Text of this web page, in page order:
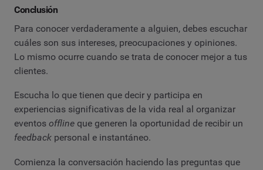
Conclusión
Para conocer verdaderamente a alguien, debes escuchar
cuáles son sus intereses, preocupaciones y opiniones.
Lo mismo ocurre cuando se trata de conocer mejor a tus
clientes.
Escucha lo que tienen que decir y participa en
experiencias significativas de la vida real al organizar
eventos offline que generen la oportunidad de recibir un
feedback personal e instantáneo.
Comienza la conversación haciendo las preguntas que